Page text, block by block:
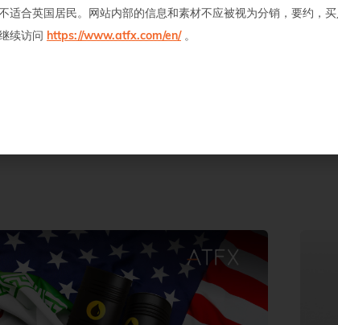
资决定之前寻求独立建议。此信息并未按照旨在促进投资研究
之前进行交易，我们并未在向客户提供之前利用此信息。我们
成或引起损害客户利益的重大风险。市场数据来自可靠的独立
果不承担任何责任。未经许可，不得复制此信息的全部或部分
适合英国居民。网站内部的信息和素材不应被视为分销，要约，
续访问 https://www.atfx.com/en/。